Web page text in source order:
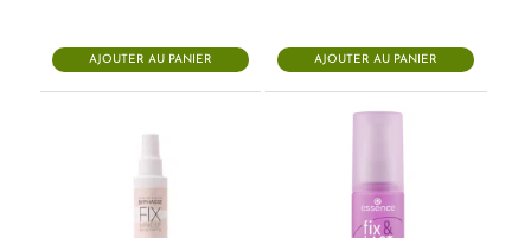
AJOUTER AU PANIER AJOUTER AU PANIER